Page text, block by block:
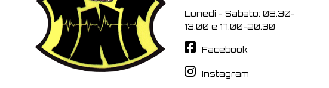
Lunedi - Sabato: 08.30-
13.00 e 17.00-20.30
Facebook
Instagram